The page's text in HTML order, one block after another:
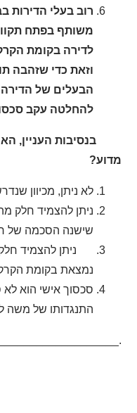
רוב בעלי הדירות
משותף בפתח
לדירה בקומת
וזאת כדי שזהבה
הבעלים של
להחלטה עקב
בנסיבות העניין,
מדוע?
לא ניתן, מכיוון
ניתן להצמיד חלק
שישנה הסכמה של
ניתן להצמיד חלק
נמצאת בקומת
סכסוך אישי הוא לא
התנגדותו של משה